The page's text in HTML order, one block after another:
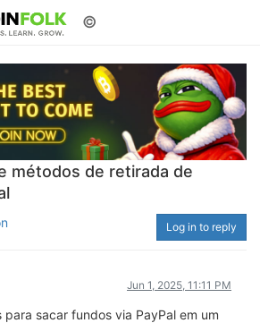
©
métodos de retirada de
Log in to reply
Jun 1, 2025, 11:11 PM
para sacar fundos via PayPal em um